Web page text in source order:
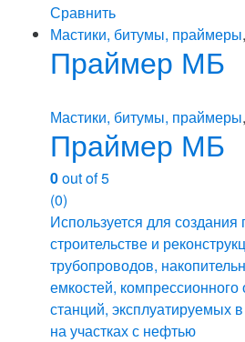
Сравнить
Мастики, битумы, праймеры,
Праймер МБ
Мастики, битумы, праймеры,
Праймер МБ
0out of 5
(0)
Используется для создания
строительстве и
трубопроводов,
емкостей,
станций, эксплуатируемых
на участках с нефтью